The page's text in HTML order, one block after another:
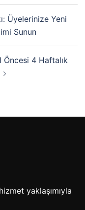
Üyelerinize Yeni
Sunun
Öncesi 4 Haftalık
yaklaşımıyla